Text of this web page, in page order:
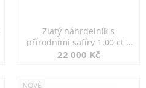
Zlatý náhrdelník s
přírodními safíry 1,00 ct a
diamanty
22 000 Kč
NOVÉ